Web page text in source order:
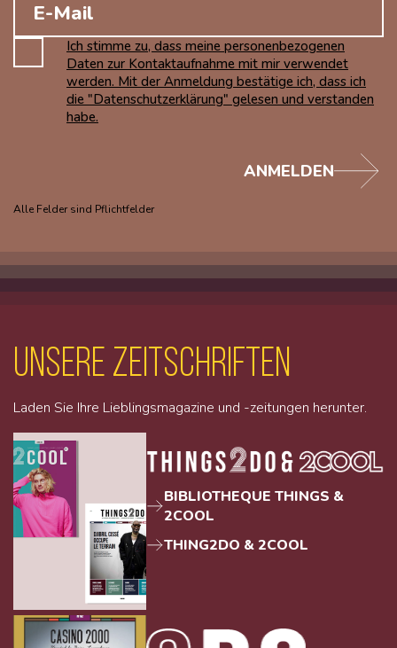
Ich stimme zu, dass meine personenbezogenen
Daten zur Kontaktaufnahme mit mir verwendet
werden. Mit der Anmeldung bestätige ich, dass ich
die "Datenschutzerklärung" gelesen und verstanden
habe.
Alle Felder sind Pflichtfelder
ANMELDEN
unsere Zeitschriften
Laden Sie Ihre Lieblingsmagazine und -zeitungen herunter.
BIBLIOTHEQUE THINGS &
2COOL
THING2DO & 2COOL